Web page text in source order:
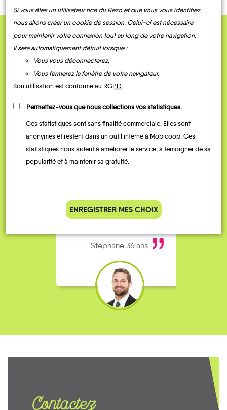
QUELQUES
Témoignages
complet alors j’ai testé Rezo
Pouce. Comme ça marche
Stéphane 36 ans
Si vous êtes un utilisateur·rice du Rezo et que vous vous identifiez,
nous allons créer un cookie de session. Celui-ci est nécessaire
pour maintenir votre connexion tout au long de votre navigation.
Il sera automatiquement détruit lorsque :
Vous vous déconnecterez,
Vous fermerez la fenêtre de votre navigateur.
Son utilisation est conforme au RGPD
Permettez-vous que nous collections vos statistiques.
Ces statistiques sont sans finalité commerciale. Elles sont
anonymes et restent dans un outil interne à Mobicoop. Ces
statistiques nous aident à améliorer le service, à témoigner de sa
popularité et à maintenir sa gratuité.
ENREGISTRER MES CHOIX